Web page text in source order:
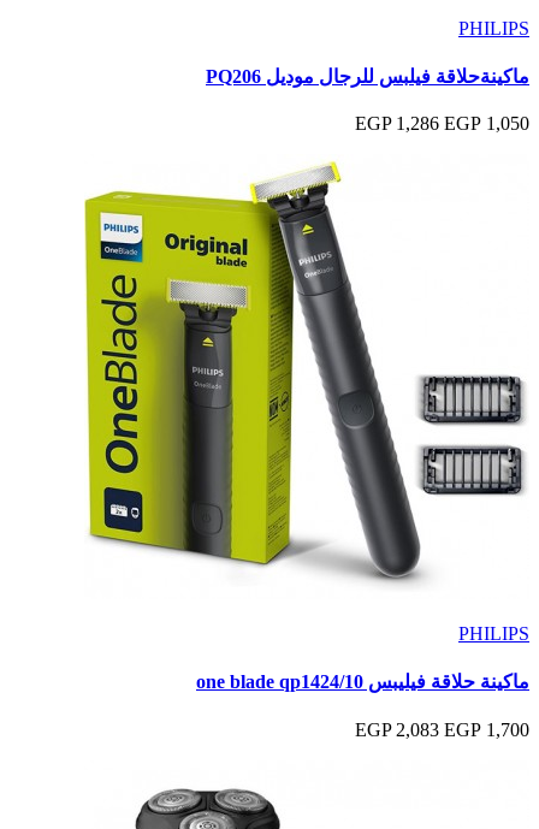
PHILIPS
ماكينةحلاقة فيلبس للرجال موديل PQ206
1,050 EGP
1,286 EGP
PHILIPS
ماكينة حلاقة فيليبس one blade qp1424/10
1,700 EGP
2,083 EGP